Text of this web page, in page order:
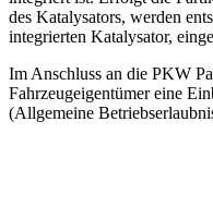
des Katalysators, werden
integrierten Katalysator,
Im Anschluss an die PKW
Fahrzeugeigentümer eine
(Allgemeine